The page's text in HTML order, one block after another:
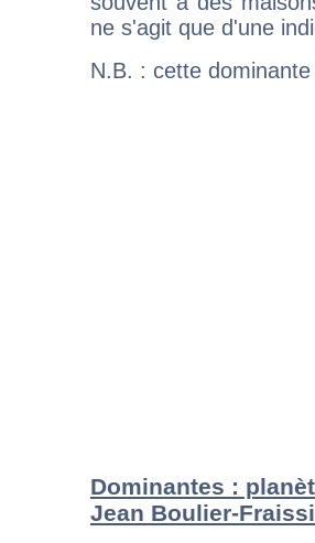
ne s'agit que d'une
N.B. : cette
Dominantes :
Jean Boulier-